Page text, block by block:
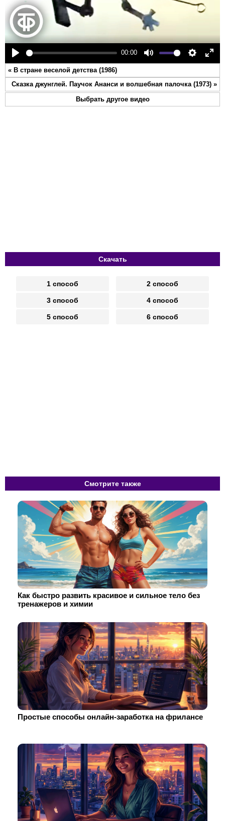
Play
00:00
Mute Settings
« В стране веселой детства (1986)
Сказка джунглей. Паучок Ананси и волшебная палочка (1973) »
Выбрать другое видео
Скачать
1 способ 2 способ
3 способ 4 способ
5 способ 6 способ
Смотрите также
Как быстро развить красивое и сильное тело без
тренажеров и химии
Простые способы онлайн-заработка на фрилансе